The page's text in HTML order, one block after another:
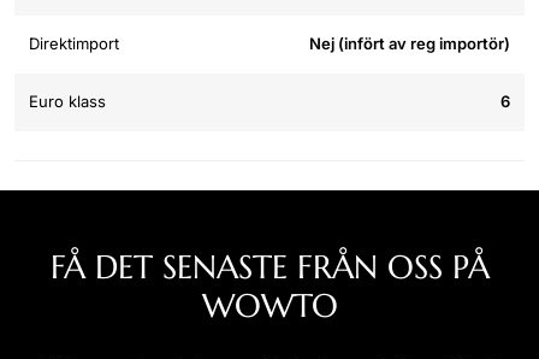
Direktimport Nej (infört av reg importör)
Euro klass 6
FÅ DET SENASTE FRÅN OSS PÅ
WOWTO